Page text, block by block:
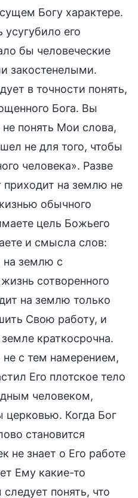
Богу характере.
его
бы человеческие
закостенелыми.
в точности понять,
Бога. Вы
понять Мои слова,
не для того, чтобы
человека». Разве
на землю не
обычного
цель Божьего
и смысла слов:
на землю с
сотворенного
на землю только
Свою работу, и
краткосрочна.
с тем намерением,
Его плотское тело
человеком,
церковью. Когда Бог
становится
не знает о Его работе
Ему какие-то
понять, что